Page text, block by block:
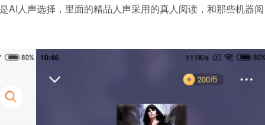
AI人声选择，里面的精品人声采用的真人阅读，和那些机器阅